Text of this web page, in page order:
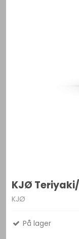
KJØ
KJØ
På lager